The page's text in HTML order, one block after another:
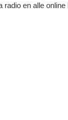
radio en alle online